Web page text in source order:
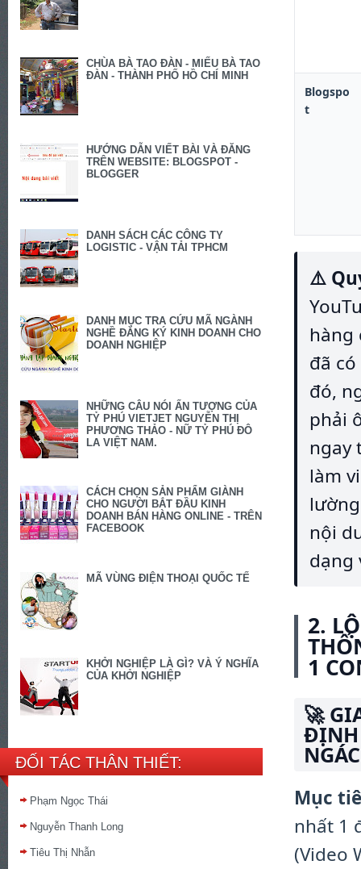
CHÙA BÀ TAO ĐÀN - MIẾU BÀ TAO
ĐÀN - THÀNH PHỐ HỒ CHÍ MINH
HƯỚNG DẪN VIẾT BÀI VÀ ĐĂNG
TRÊN WEBSITE: BLOGSPOT -
BLOGGER
DANH SÁCH CÁC CÔNG TY
LOGISTIC - VẬN TẢI TPHCM
DANH MỤC TRA CỨU MÃ NGÀNH
NGHỀ ĐĂNG KÝ KINH DOANH CHO
DOANH NGHIỆP
NHỮNG CÂU NÓI ẤN TƯỢNG CỦA
TỶ PHÚ VIETJET NGUYỄN THỊ
PHƯƠNG THẢO - NỮ TỶ PHÚ ĐÔ
LA VIỆT NAM.
CÁCH CHỌN SẢN PHẨM GIÀNH
CHO NGƯỜI BẮT ĐẦU KINH
DOANH BÁN HÀNG ONLINE - TRÊN
FACEBOOK
MÃ VÙNG ĐIỆN THOẠI QUỐC TẾ
KHỞI NGHIỆP LÀ GÌ? VÀ Ý NGHĨA
CỦA KHỞI NGHIỆP
ĐỐI TÁC THÂN THIẾT:
Phạm Ngọc Thái
Nguyễn Thanh Long
Tiêu Thị Nhẫn
Blogspo
t
⚠️
hàng
đã
đó,
phải
ngay
làm
nội
dạng
2.
1
🚀
ĐỊNH
Mục
nhất 1
(Video